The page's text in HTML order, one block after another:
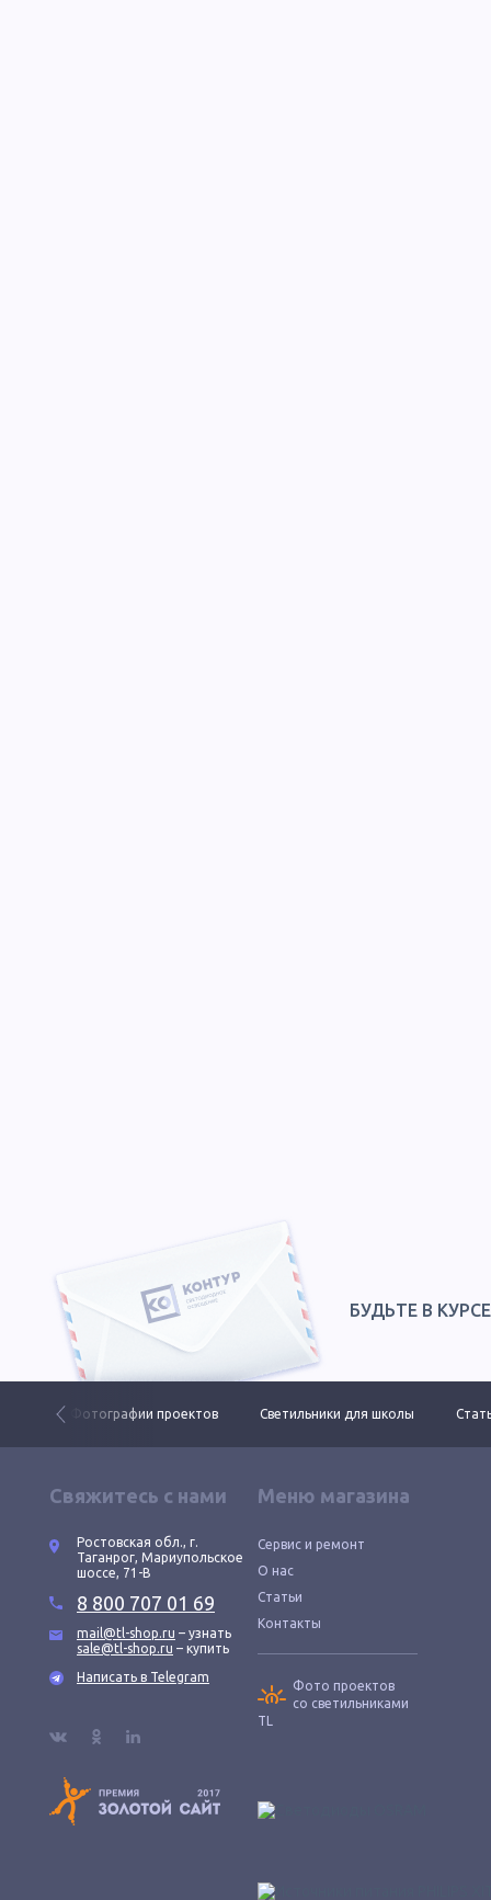
БУДЬТЕ В
Фотографии проектов Светильники для школы
Свяжитесь с нами
Ростовская обл., г.
Таганрог, Мариупольское
шоссе, 71-В
8 800 707 01 69
mail@tl-shop.ru – узнать
sale@tl-shop.ru – купить
Написать в Telegram
Меню магазина
Сервис и ремонт
О нас
Статьи
Контакты
Фото проектов
со светильниками
TL